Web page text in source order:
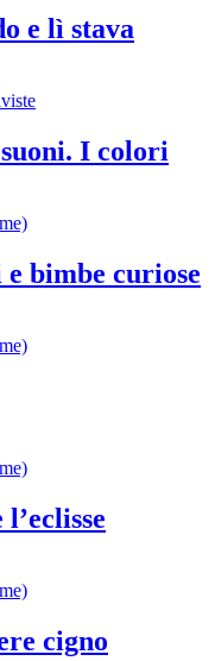
e lì stava
I colori
bimbe curiose
cigno